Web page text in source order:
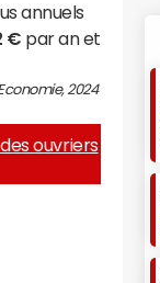
annuels
€ par an et
2024
ouvriers